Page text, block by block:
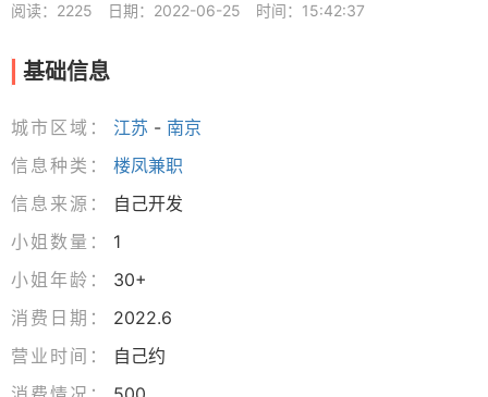
阅读：2225 日期：2022-06-25 时间：15:42:37
基础信息
城市区域： 江苏 - 南京
信息种类：
楼凤兼职
信息来源：
自己开发
小姐数量：
1
小姐年龄：
30+
消费日期：
2022.6
营业时间：
自己约